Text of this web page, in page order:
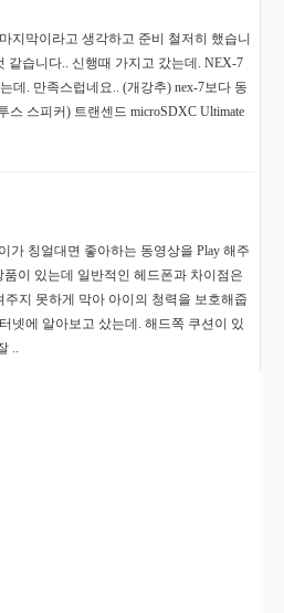
지막이라고 생각하고 준비 철저히 했습니
같습니다.. 신행때 가지고 갔는데. NEX-7
데. 만족스럽네요.. (개강추) nex-7보다 동
스피커) 트랜센드 microSDXC Ultimate
가 칭얼대면 좋아하는 동영상을 Play 해주
이 있는데 일반적인 헤드폰과 차이점은
지 못하게 막아 아이의 청력을 보호해줍
넷에 알아보고 샀는데. 해드쪽 쿠션이 있
..